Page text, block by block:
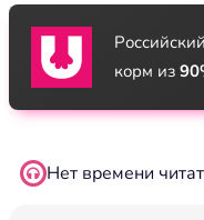
корм из
Нет времени